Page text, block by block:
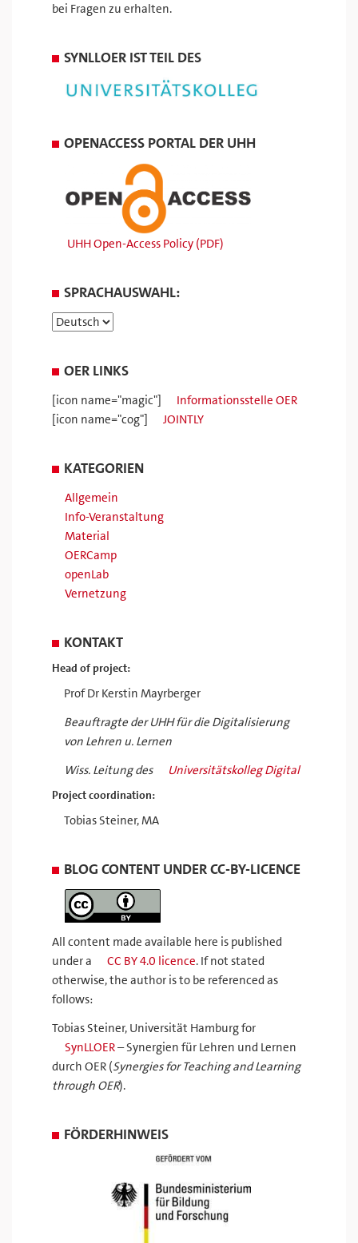
bei Fragen zu erhalten.
SYNLLOER IST TEIL DES
OPENACCESS PORTAL DER UHH
UHH Open-Access Policy (PDF)
SPRACHAUSWAHL:
OER LINKS
[icon name="magic"]
Informationsstelle OER
[icon name="cog"]
JOINTLY
KATEGORIEN
Allgemein
Info-Veranstaltung
Material
OERCamp
openLab
Vernetzung
KONTAKT
Head of project:
Prof Dr Kerstin Mayrberger
Beauftragte der UHH für die Digitalisierung
von Lehren u. Lernen
Wiss. Leitung des
Universitätskolleg Digital
Project coordination:
Tobias Steiner, MA
BLOG CONTENT UNDER CC-BY-LICENCE
All content made available here is published
under a
CC BY 4.0 licence. If not stated
otherwise, the author is to be referenced as
follows:
Tobias Steiner, Universität Hamburg for
SynLLOER– Synergien für Lehren und Lernen
durch OER (Synergies for Teaching and Learning
through OER).
FÖRDERHINWEIS